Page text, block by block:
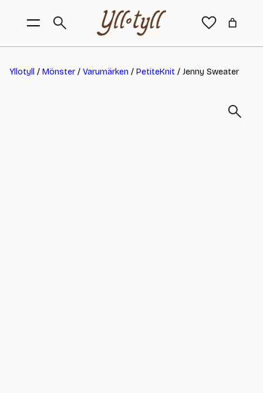
Yllotyll / Mönster/ Varumärken / PetiteKnit / Jenny Sweater